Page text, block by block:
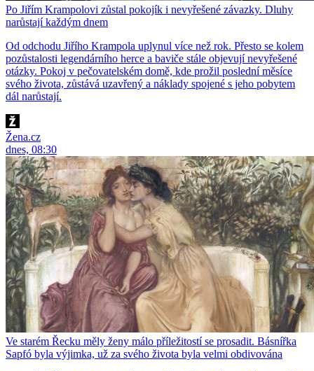
Po Jiřím Krampolovi zůstal pokojík i nevyřešené závazky. Dluhy
narůstají každým dnem
Od odchodu Jiřího Krampola uplynul více než rok. Přesto se kolem
pozůstalosti legendárního herce a baviče stále objevují nevyřešené
otázky. Pokoj v pečovatelském domě, kde prožil poslední měsíce
svého života, zůstává uzavřený a náklady spojené s jeho pobytem
dál narůstají.
Žena.cz
dnes, 08:30
Ve starém Řecku měly ženy málo příležitostí se prosadit. Básnířka
Sapfó byla výjimka, už za svého života byla velmi obdivována